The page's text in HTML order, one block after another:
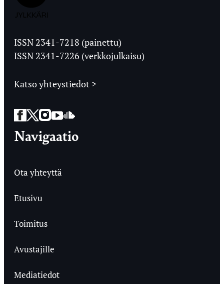
Ylioppilaslehti
ISSN 2341-7218 (painettu)
ISSN 2341-7226 (verkkojulkaisu)
Katso yhteystiedot >
Facebook
Twitter
Instagram
YouTube
SoundCloud
Navigaatio
Ota yhteyttä
Etusivu
Toimitus
Avustajille
Mediatiedot